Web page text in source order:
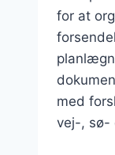
for at
med
vej-, sø-